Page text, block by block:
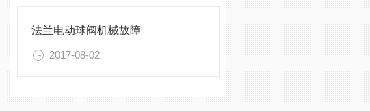
法兰电动球阀机械故障
2017-08-02